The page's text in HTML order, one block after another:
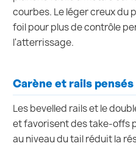
courbes. Le léger creux du
foil pour plus de contrôle
l'atterrissage.
Carène et rails
Les bevelled rails et le
et favorisent des take-offs
au niveau du tail réduit la